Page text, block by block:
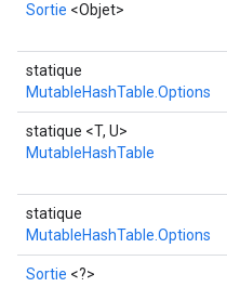
Sortie <Objet>
statique
MutableHashTable.Options
statique <T, U>
MutableHashTable
statique
MutableHashTable.Options
Sortie <?>